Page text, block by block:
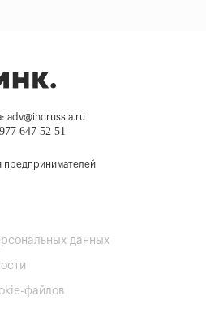
adv@incrussia.ru
647 52 51
предпринимателей
данных
файлов